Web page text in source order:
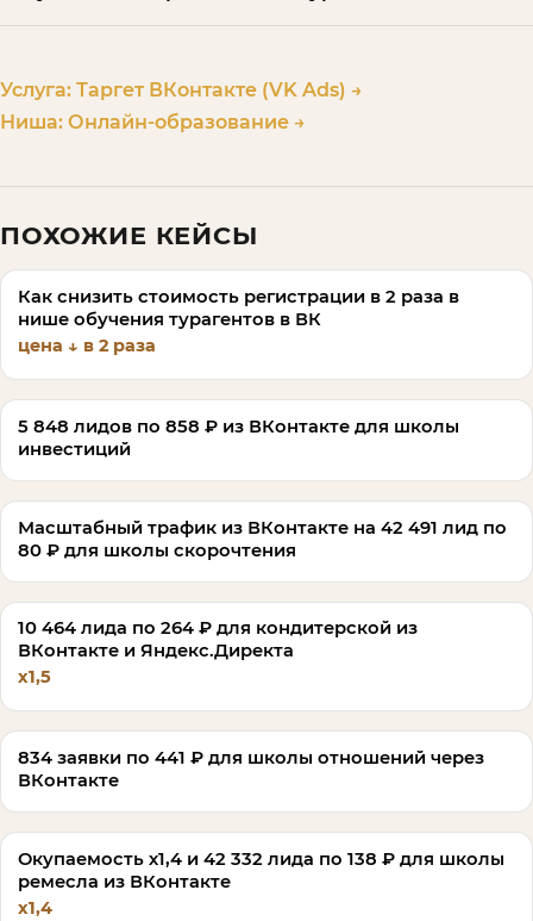
Услуга: Таргет ВКонтакте (VK Ads) →
Ниша: Онлайн-образование →
ПОХОЖИЕ КЕЙСЫ
Как снизить стоимость регистрации в 2 раза в
нише обучения турагентов в ВК
цена ↓ в 2 раза
5 848 лидов по 858 ₽ из ВКонтакте для школы
инвестиций
Масштабный трафик из ВКонтакте на 42 491 лид по
80 ₽ для школы скорочтения
10 464 лида по 264 ₽ для кондитерской из
ВКонтакте и Яндекс.Директа
х1,5
834 заявки по 441 ₽ для школы отношений через
ВКонтакте
Окупаемость х1,4 и 42 332 лида по 138 ₽ для школы
ремесла из ВКонтакте
х1,4